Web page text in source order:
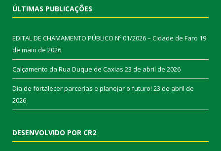
ÚLTIMAS PUBLICAÇÕES
EDITAL DE CHAMAMENTO PÚBLICO Nº 01/2026 – Cidade de Faro 19
de maio de 2026
Calçamento da Rua Duque de Caxias 23 de abril de 2026
Dia de fortalecer parcerias e planejar o futuro! 23 de abril de
2026
DESENVOLVIDO POR CR2